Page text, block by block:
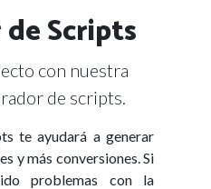
Scripts
con nuestra
de scripts.
te ayudará a generar
y más conversiones. Si
problemas con la